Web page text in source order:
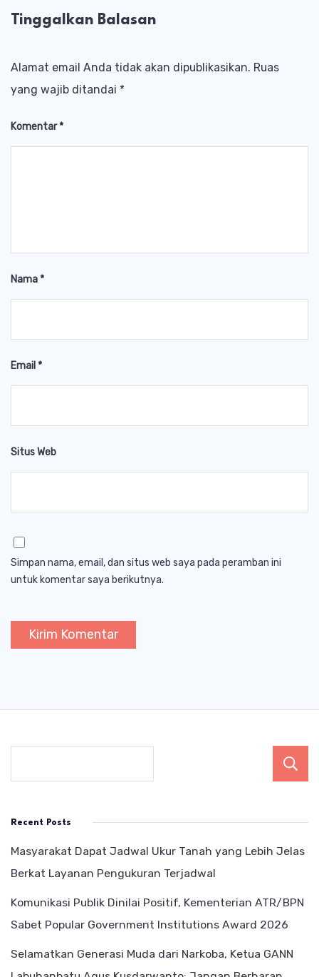
Tinggalkan Balasan
Alamat email Anda tidak akan dipublikasikan. Ruas
yang wajib ditandai *
Komentar*
Nama*
Email *
Situs Web
Simpan nama, email, dan situs web saya pada peramban ini
untuk komentar saya berikutnya.
Recent Posts
Masyarakat Dapat Jadwal Ukur Tanah yang Lebih Jelas
Berkat Layanan Pengukuran Terjadwal
Komunikasi Publik Dinilai Positif, Kementerian ATR/BPN
Sabet Popular Government Institutions Award 2026
Selamatkan Generasi Muda dari Narkoba, Ketua GANN